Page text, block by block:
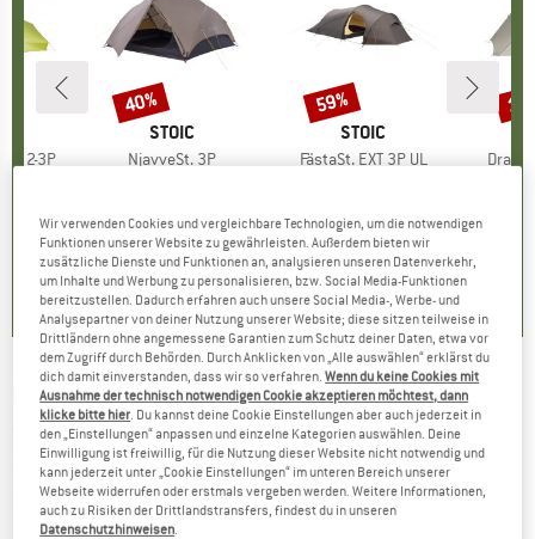
2-3P
)
MARKE
STOIC
Artikel
NjavveSt. 3P
CHF 211.77
5.0(1)
Rabatt
40%
MARKE
STOIC
Artikel
FästaSt. EXT 3P UL
CHF 245.98
3.8(6)
Rabatt
59%
Artikel
ROBENS -Chaser 3XE - 3-Personen Zelt
(0)
Wir verwenden Cookies und vergleichbare Technologien, um die notwendigen
Funktionen unserer Website zu gewährleisten. Außerdem bieten wir
zusätzliche Dienste und Funktionen an, analysieren unseren Datenverkehr,
um Inhalte und Werbung zu personalisieren, bzw. Social Media-Funktionen
bereitzustellen. Dadurch erfahren auch unsere Social Media-, Werbe- und
Analysepartner von deiner Nutzung unserer Website; diese sitzen teilweise in
Drittländern ohne angemessene Garantien zum Schutz deiner Daten, etwa vor
dem Zugriff durch Behörden. Durch Anklicken von „Alle auswählen“ erklärst du
dich damit einverstanden, dass wir so verfahren.Wenn du keine Cookies mit
Ausnahme der technisch notwendigen Cookie akzeptieren möchtest, dann
klicke bitte hier . Du kannst deine Cookie Einstellungen aber auch jederzeit in
den „Einstellungen“ anpassen und einzelne Kategorien auswählen. Deine
Einwilligung ist freiwillig, für die Nutzung dieser Website nicht notwendig und
kann jederzeit unter „Cookie Einstellungen“ im unteren Bereich unserer
Webseite widerrufen oder erstmals vergeben werden. Weitere Informationen,
auch zu Risiken der Drittlandstransfers, findest du in unseren
Datenschutzhinweisen